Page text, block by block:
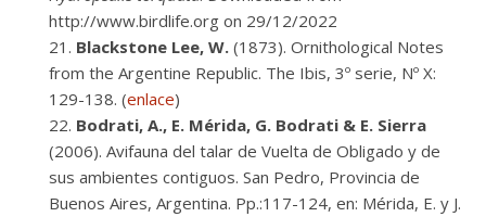
http://www.birdlife.org on 29/12/2022
Blackstone Lee, W. (1873). Ornithological Notes
from the Argentine Republic. The Ibis, 3º serie, Nº X:
129-138. (enlace)
Bodrati, A., E. Mérida, G. Bodrati & E. Sierra
(2006). Avifauna del talar de Vuelta de Obligado y de
sus ambientes contiguos. San Pedro, Provincia de
Buenos Aires, Argentina. Pp.:117-124, en: Mérida, E. y J.